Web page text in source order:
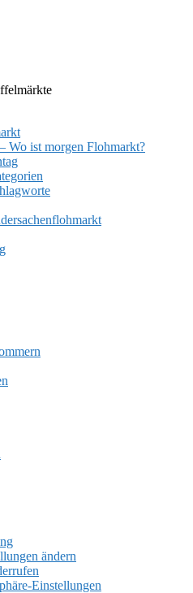
Wo ist morgen Flohmarkt?
ändern
Einstellungen